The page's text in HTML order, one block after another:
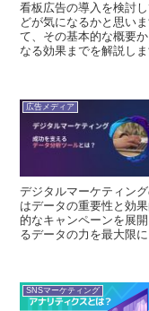
看板広告の導入を検討
どが気になるかと思い
て、その基本的な概要
なる効果までを解説し
広告メディア
デジタルマーケティン
はデータの重要性と効
的なキャンペーンを展
るデータの力を最大限
SNSマーケティング